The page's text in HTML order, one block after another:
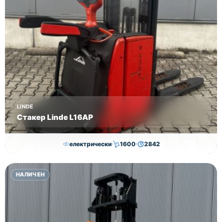
височина
2810мм -
цена
58000лв
без ДДС.
Триплекс
мачти и
пълен
свободен
ход и
височини
4560мм
55500лв
LINDE
Стакер Linde L16AP
електрически 1600 2842
8,000.00€7,800.00€
Височина Година Състояние
втора употреба
НАЛИЧЕН